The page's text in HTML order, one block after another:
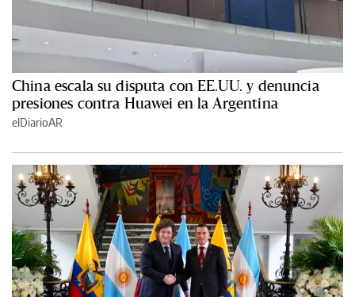
China escala su disputa con EE.UU. y denuncia
presiones contra Huawei en la Argentina
elDiarioAR